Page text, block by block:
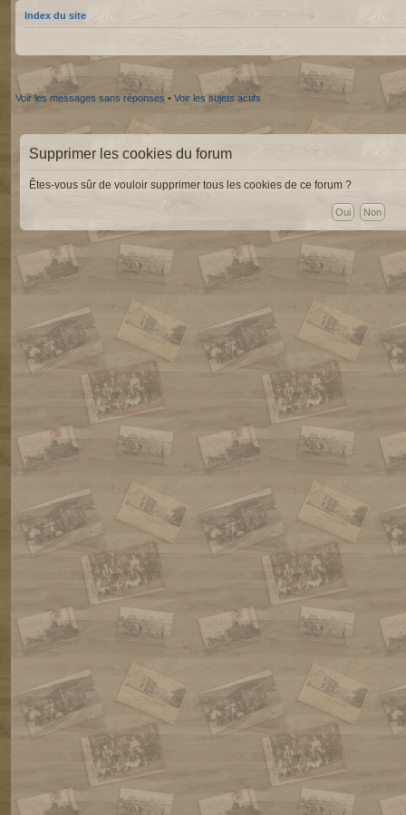
Index du site
Voir les messages sans réponses • Voir les sujets actifs
Supprimer les cookies du forum
Êtes-vous sûr de vouloir supprimer tous les cookies de ce forum ?